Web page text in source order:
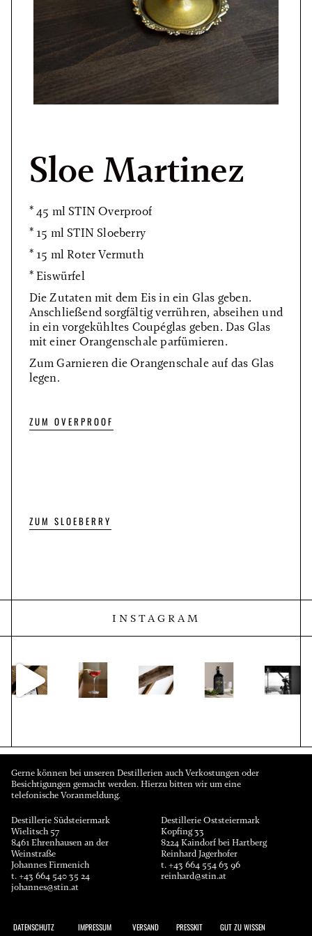
Sloe Martinez
* 45 ml STIN Overproof
* 15 ml STIN Sloeberry
* 15 ml Roter Vermuth
* Eiswürfel
Die Zutaten mit dem Eis in ein Glas geben.
Anschließend sorgfältig verrühren, abseihen und
in ein vorgekühltes Coupéglas geben. Das Glas
mit einer Orangenschale parfümieren.
Zum Garnieren die Orangenschale auf das Glas
legen.
ZUM OVERPROOF
ZUM SLOEBERRY
INSTAGRAM
Gerne können bei unseren Destillerien auch Verkostungen oder
Besichtigungen gemacht werden. Hierzu bitten wir um eine
telefonische Voranmeldung.
Destillerie Südsteiermark
Wielitsch 57
8461 Ehrenhausen an der
Weinstraße
Johannes Firmenich
t. +43 664 540 35 24
johannes@stin.at
Destillerie Oststeiermark
Kopfing 33
8224 Kaindorf bei Hartberg
Reinhard Jagerhofer
t. +43 664 554 63 96
reinhard@stin.at
DATENSCHUTZ IMPRESSUM VERSAND PRESSKIT GUT ZU WISSEN